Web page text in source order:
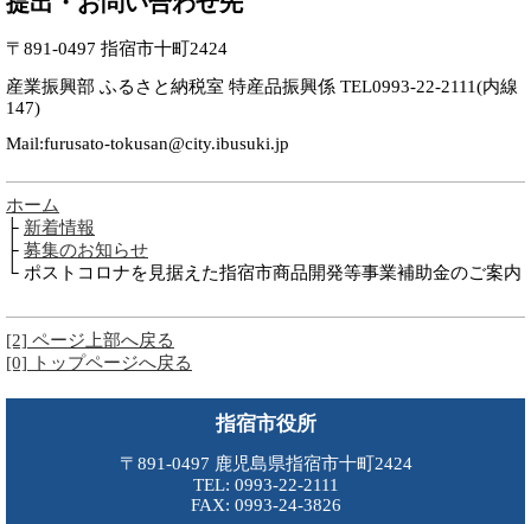
〒891-0497 指宿市十町2424
産業振興部 ふるさと納税室 特産品振興係 TEL0993-22-2111(内線
147)
Mail:furusato-tokusan@city.ibusuki.jp
ホーム
├ 新着情報
├ 募集のお知らせ
└ ポストコロナを見据えた指宿市商品開発等事業補助金のご案内
[2] ページ上部へ戻る
[0] トップページへ戻る
指宿市役所
〒891-0497 鹿児島県指宿市十町2424
TEL: 0993-22-2111
FAX: 0993-24-3826